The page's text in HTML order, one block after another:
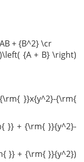
+ {B^2} \cr
{A + B} \right)
}}x{y^2}-{\rm{
}} + {\rm{ }}{y^2}-
}} + {\rm{ }}{y^2})